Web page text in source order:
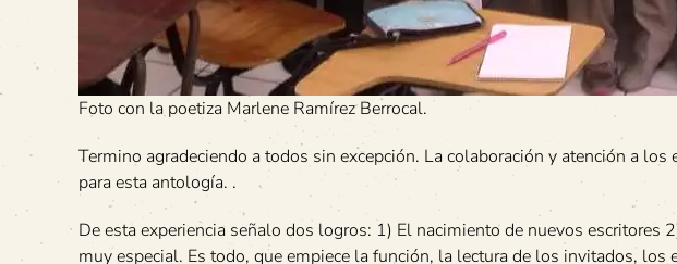
Foto con la poetiza Marlene Ramírez Berrocal.
Termino agradeciendo a todos sin excepción. La colaboración y atención a
para esta antología. .
De esta experiencia señalo dos logros: 1) El nacimiento de nuevos escritores
muy especial. Es todo, que empiece la función, la lectura de los invitados, los